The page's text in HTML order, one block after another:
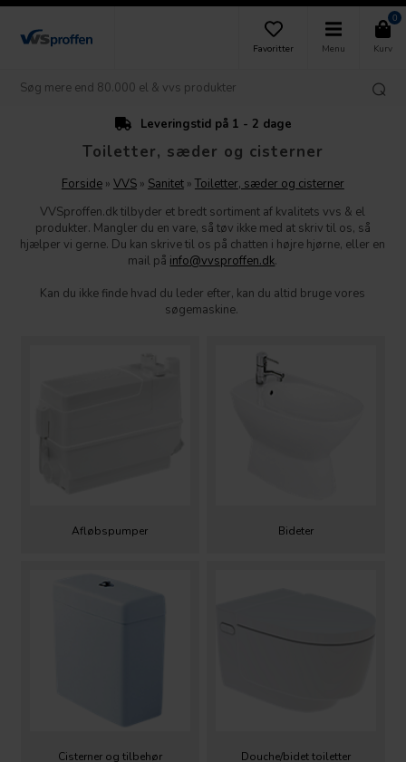
Favoritter Menu
0
Kurv
Leveringstid på 1 - 2 dage
Toiletter, sæder og cisterner
Forside» VVS» Sanitet»Toiletter, sæder og cisterner
VVSproffen.dk tilbyder et bredt sortiment af kvalitets vvs & el
produkter. Mangler du en vare, så tøv ikke med at skriv til os, så
hjælper vi gerne. Du kan skrive til os på chatten i højre hjørne, eller en
mail på info@vvsproffen.dk.
Kan du ikke finde hvad du leder efter, kan du altid bruge vores
søgemaskine.
Afløbspumper Bideter
Cisterner og tilbehør Douche/bidet toiletter